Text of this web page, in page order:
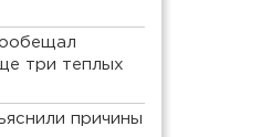
три теплых
причины